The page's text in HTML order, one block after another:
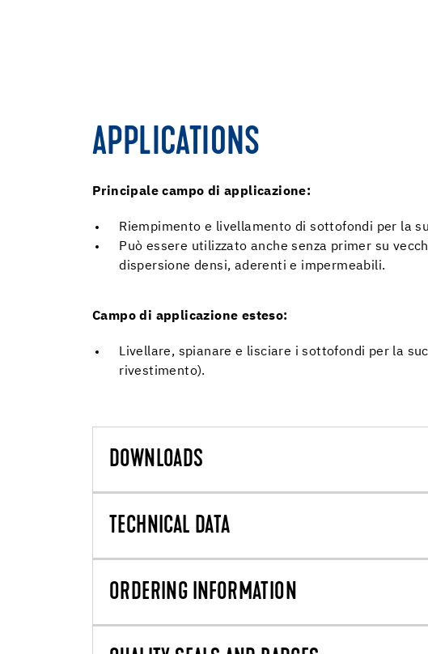
APPLICATIONS
Principale campo di applicazione:
Riempimento e livellamento di sottofondi per la
Può essere utilizzato anche senza primer su
dispersione densi, aderenti e impermeabili.
Campo di applicazione esteso:
Livellare, spianare e lisciare i sottofondi per la
rivestimento).
DOWNLOADS
TECHNICAL DATA
ORDERING INFORMATION